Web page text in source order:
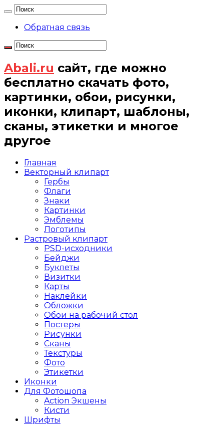
Обратная связь
Abali.ru сайт, где можно
бесплатно скачать фото,
картинки, обои, рисунки,
иконки, клипарт, шаблоны,
сканы, этикетки и многое
другое
Главная
Векторный клипарт
Гербы
Флаги
Знаки
Картинки
Эмблемы
Логотипы
Растровый клипарт
PSD-исходники
Бейджи
Буклеты
Визитки
Карты
Наклейки
Обложки
Обои на рабочий стол
Постеры
Рисунки
Сканы
Текстуры
Фото
Этикетки
Иконки
Для Фотошопа
Action Экшены
Кисти
Шрифты